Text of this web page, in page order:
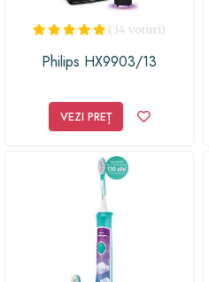
(34 voturi)
Philips HX9903/13
VEZI PREȚ